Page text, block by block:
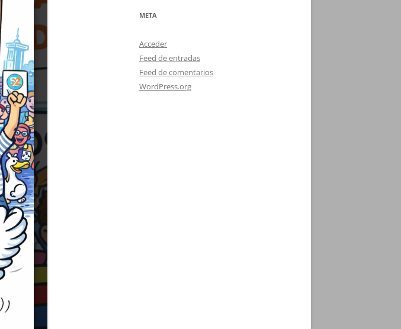
META
Acceder
Feed de entradas
Feed de comentarios
WordPress.org